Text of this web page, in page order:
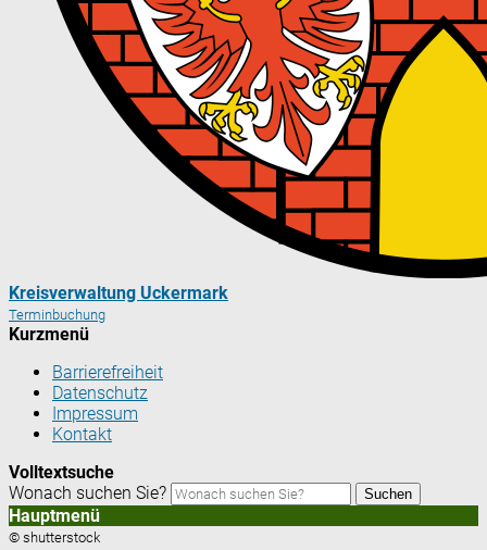
Kreisverwaltung Uckermark
Terminbuchung
Kurzmenü
Barrierefreiheit
Datenschutz
Impressum
Kontakt
Volltextsuche
Wonach suchen Sie?
Suchen
Hauptmenü
© shutterstock